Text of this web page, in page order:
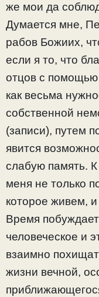
же мои да
Думается мне,
рабов Божиих,
если я то, что
отцов с
как весьма
собственной
(записи), путем
явится
слабую память.
меня не только
которое живем,
Время
человеческое и
взаимно
жизни вечной,